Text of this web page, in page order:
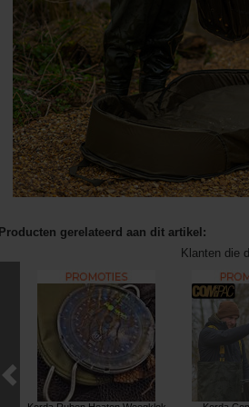
Producten gerelateerd aan dit artikel:
Klanten die